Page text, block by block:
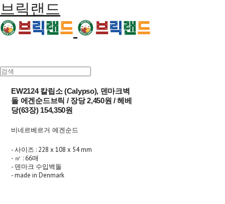
브릭랜드
EW2124 칼립소 (Calypso), 덴마크벽
돌 에겐순드브릭 / 장당 2,450원 / 헤베
당(63장) 154,350원
비네르베르거 에겐순드
- 사이즈 : 228 x 108 x 54 mm
- ㎡ : 66매
- 덴마크 수입벽돌
- made in Denmark